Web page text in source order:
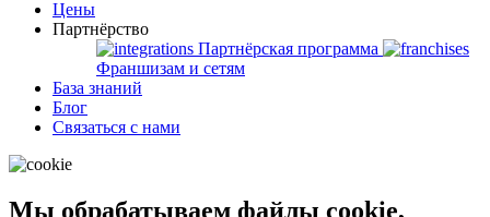
Цены
Партнёрство
Партнёрская программа
Франшизам и сетям
База знаний
Блог
Связаться с нами
Мы обрабатываем файлы cookie,